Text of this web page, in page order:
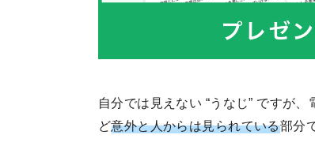
自分では見えない “うなじ” ですが
ど意外と人からは見られている部分